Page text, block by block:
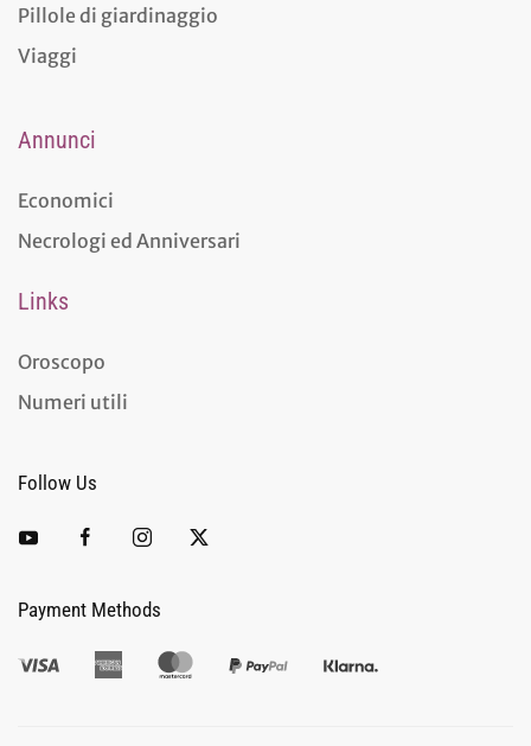
Pillole di giardinaggio
Viaggi
Annunci
Economici
Necrologi ed Anniversari
Links
Oroscopo
Numeri utili
Follow Us
Payment Methods